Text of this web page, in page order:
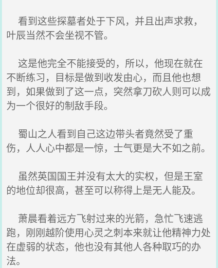
看到这些探墓者处于下风，并且出声求救，
叶辰当然不会坐视不管。
这是他完全不能接受的，所以，他现在就在
不断练习，目标是做到收发由心，而且他也想
到，如果做到了这一点，突然拿刀砍人则可以成
为一个很好的制敌手段。
蜀山之人看到自己这边带头者竟然受了重
伤，人人心中都是一惊，士气更是大不如之前。
虽然英国国王并没有太大的实权，但是王室
的地位却很高，甚至可以称得上是无人能及。
萧晨看着远方飞射过来的光箭，急忙飞速逃
跑，刚刚越阶使用心灵之刺本来就让他精神力处
在虚弱的状态，他也没有其他人各种取巧的办
法。